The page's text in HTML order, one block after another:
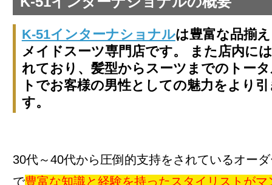
K-51インターナショナルは豊富な品揃
メイドスーツ専門店です。 また店内に
れており、髪型からスーツまでのトー
トでお客様の男性としての魅力をより
す。
30代～40代から圧倒的支持をされているオー
で豊富な知識と経験を持ったスタイリストが